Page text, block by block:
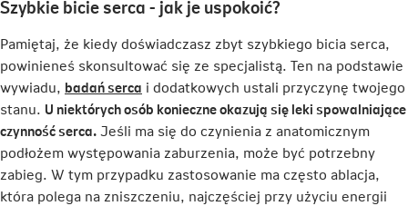
Szybkie bicie serca - jak je uspokoić?
Pamiętaj, że kiedy doświadczasz zbyt szybkiego bicia serca,
powinieneś skonsultować się ze specjalistą. Ten na podstawie
wywiadu, badań serca Link
otwiera
się
w
nowej
karcie
i dodatkowych ustali przyczynę twojego
stanu. U niektórych osób konieczne okazują się leki spowalniające
czynność serca.Jeśli ma się do czynienia z anatomicznym
podłożem występowania zaburzenia, może być potrzebny
zabieg. W tym przypadku zastosowanie ma często ablacja,
która polega na zniszczeniu, najczęściej przy użyciu energii